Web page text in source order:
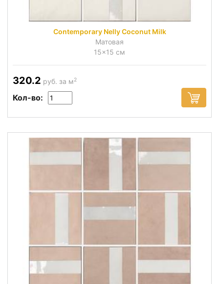
Contemporary Nelly Coconut Milk
Матовая
15x15 см
320.2 руб. за м2
Кол-во: